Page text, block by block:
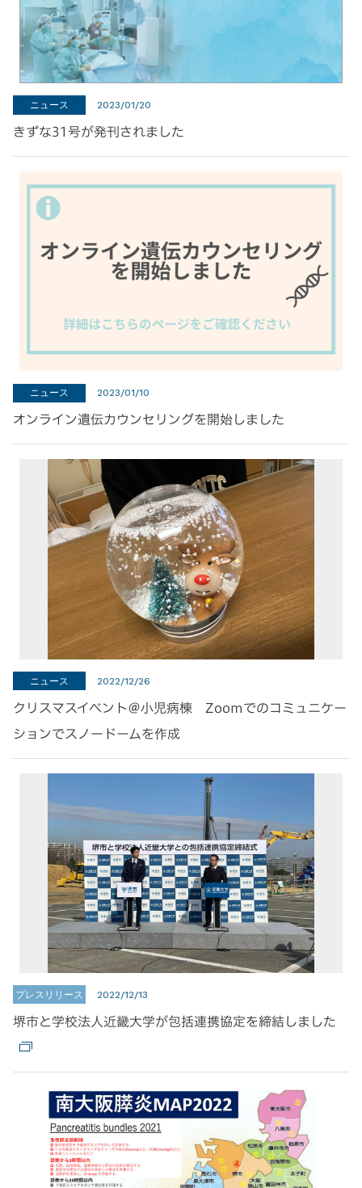
ニュース 2023/01/20
きずな31号が発刊されました
ニュース 2023/01/10
オンライン遺伝カウンセリングを開始しました
ニュース 2022/12/26
クリスマスイベント＠小児病棟 Zoomでのコミュニケー
ションでスノードームを作成
プレスリリース 2022/12/13
堺市と学校法人近畿大学が包括連携協定を締結しました